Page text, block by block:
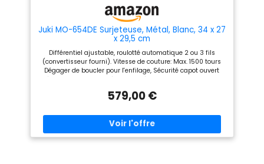
Juki MO-654DE Surjeteuse, Métal, Blanc, 34 x 27
x 29,5 cm
Différentiel ajustable, roulotté automatique 2 ou 3 fils
(convertisseur fourni). Vitesse de couture: Max. 1500 tours
Dégager de boucler pour l'enfilage, Sécurité capot ouvert
Réglage de pression, réglages précis des tensions de type
à réglage automatique Repères de couleurs pour l'enfilage,
FRANÇAISE Produit destiné à la France, en conséquence la
garantie ne couvrira que les produits vendus en France
579,00 €